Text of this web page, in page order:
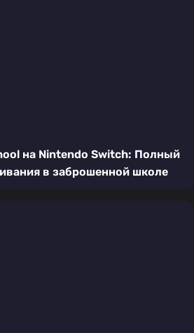
на Nintendo Switch: Полный
в заброшенной школе